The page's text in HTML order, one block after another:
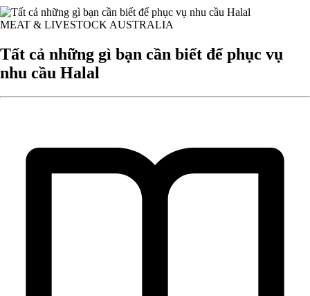
MEAT & LIVESTOCK AUSTRALIA
Tất cả những gì bạn cần biết để phục vụ
nhu cầu Halal